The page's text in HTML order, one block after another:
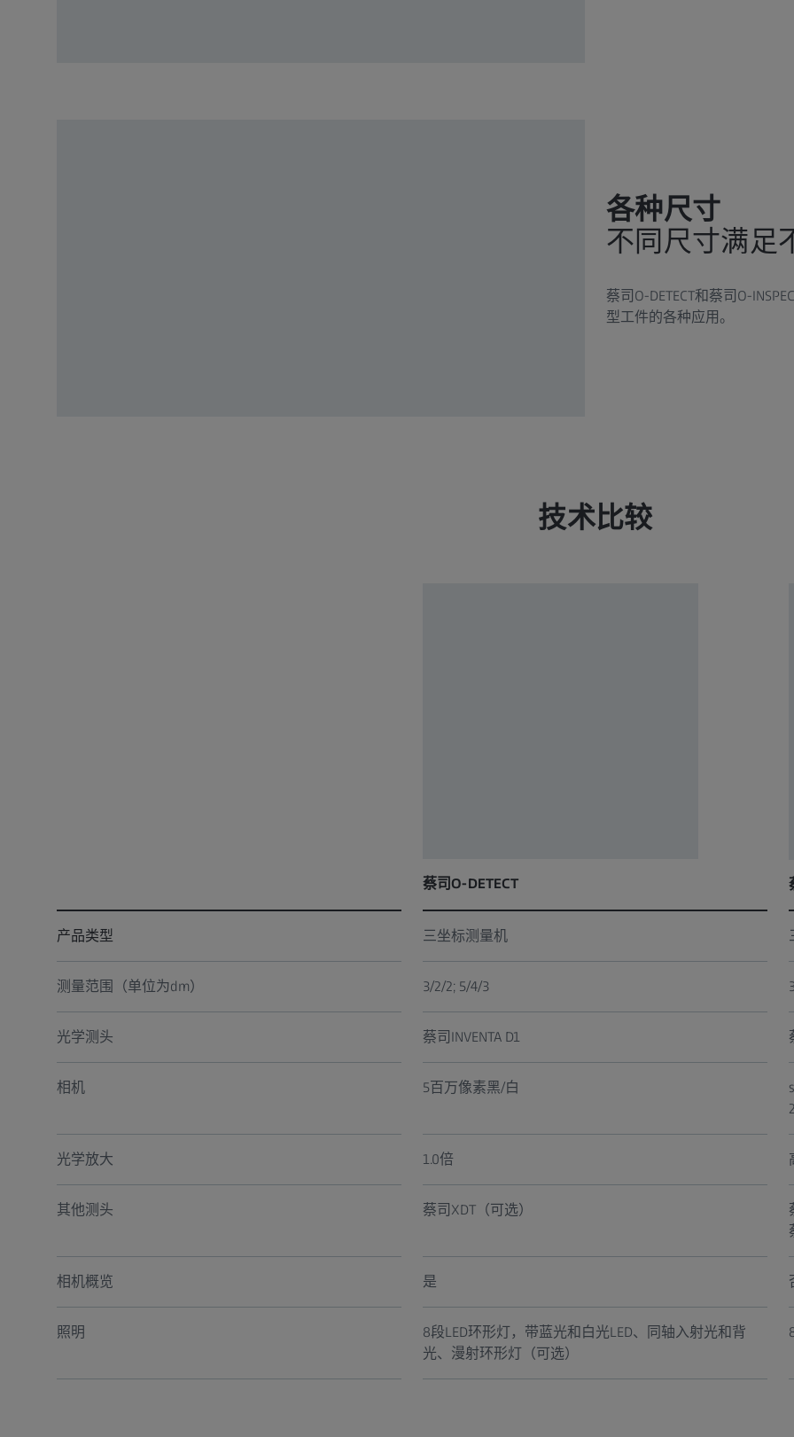
各种尺寸
不同尺寸满足
蔡司O-DETECT和蔡司O-
型工件的各种应用。
技术比较
蔡司O-DETECT
产品类型 三坐标测量机
测量范围（单位为dm） 3/2/2; 5/4/3
光学测头 蔡司INVENTA D1
相机 5百万像素黑/白
光学放大 1.0倍
其他测头 蔡司XDT（可选）
相机概览 是
照明
8段LED环形灯，带蓝光和白光LED、同轴入射光和背
光、漫射环形灯（可选）